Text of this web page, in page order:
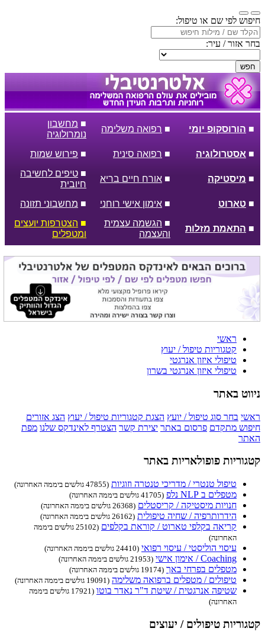
חיפוש לפי שם או טיפול:
בחר אזור / עיר:
חפש
■ הורוסקופ יומי ■ רפואה משלימה
■ מחשבון
נומרולוגיה
■ אסטרולוגיה ■ רפואה סינית ■ פירוש שמות
■ מיסטיקה ■ אורח חיים בריא
■ טיפים לחשיבה
חיובית
■ טארוט ■ אימון אישי רוחני ■ מחשבוני תזונה
■ התאמת מזלות
■ הגשמה עצמית
והעצמה
■ הצטרפות יועצים
ומטפלים
ראשי
קטגוריות טיפול / יעוץ
טיפולי איזון אנרגטי
טיפולי איזון אנרגטי בשרון
ניווט באתר
ראשי בחר סוג טיפול / יועץ הצגת קטגוריות טיפול / יעוץ הצג אזורים
חיפוש מתקדם פרסום באתר יצירת קשר הצטרף לאינדקס שלנו מפת
האתר
קטגוריות פופולאריות באתר
טיפול טנטרי / מדריכי טנטרה וזוגיות (47855 גולשים ביממה האחרונה)
מטפלים ב NLP נלפ (41705 גולשים ביממה האחרונה)
חנויות מיסטיקה / קריסטלים (26368 גולשים ביממה האחרונה)
הידרותרפיה / שחיה טיפולית (26162 גולשים ביממה האחרונה)
קריאה בקלפי טארוט / קוראת בקלפים
(25102 גולשים ביממה
האחרונה)
עיסוי הוליסטי / עיסוי רפואי (24410 גולשים ביממה האחרונה)
Coaching / אימון אישי (21953 גולשים ביממה האחרונה)
מטפלים בפרחי באך (19174 גולשים ביממה האחרונה)
טיפולים / מטפלים ברפואה משלימה (19091 גולשים ביממה האחרונה)
שטיפה אנרגטית / שיטת ד"ר נאדר בוטו
(17921 גולשים ביממה
האחרונה)
קטגוריות טיפולים / יעוצים